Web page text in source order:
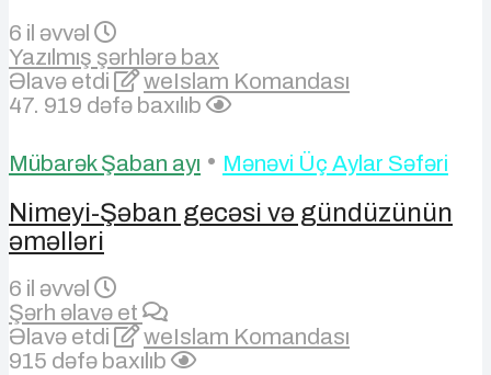
6 il əvvəl
Yazılmış şərhlərə bax
Əlavə etdi
weIslam Komandası
47. 919 dəfə baxılıb
Mübarək Şaban ayı • Mənəvi Üç Aylar Səfəri
Nimeyi-Şəban gecəsi və gündüzünün
əməlləri
6 il əvvəl
Şərh əlavə et
Əlavə etdi
weIslam Komandası
915 dəfə baxılıb